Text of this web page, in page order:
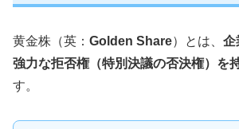
黄金株（英： Golden Share）とは、 企
強力な拒否権（特別決議の否決権）を
す。